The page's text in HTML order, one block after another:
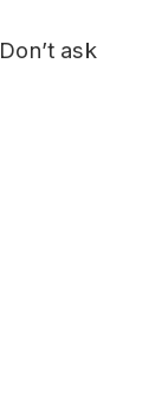
Don’t ask